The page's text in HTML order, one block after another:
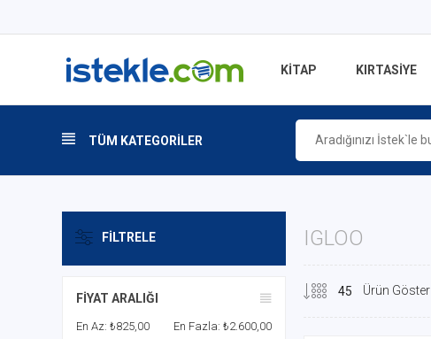
KİTAP KIRTASİYE
TÜM KATEGORİLER
IGLOO
Ürün Göster
FILTRELE
FIYAT ARALIĞI
En Az: ₺825,00 En Fazla: ₺2.600,00